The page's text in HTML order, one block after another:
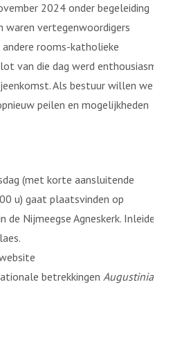
2024 onder begeleiding
waren vertegenwoordigers
rooms-katholieke
van die dag werd enthousiasme
Als bestuur willen we
peilen en mogelijkheden
(met korte aansluitende
u) gaat plaatsvinden op
Nijmeegse Agneskerk. Inleider
betrekkingen Augustinian